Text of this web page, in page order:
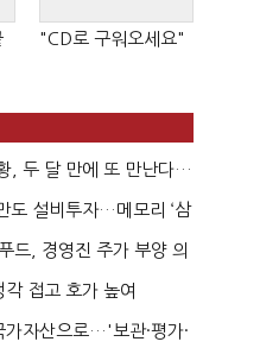
"CD로 구워오세요"
, 두 달 만에 또 만난다…
도 설비투자…메모리 ‘삼
드, 경영진 주가 부양 의
접고 호가 높여
한 채' 20...
가자산으로…'보관·평가·